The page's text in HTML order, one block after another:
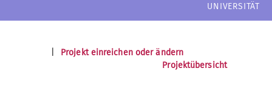
UNIVERSITÄT
Projekt einreichen oder ändern
Projektübersicht